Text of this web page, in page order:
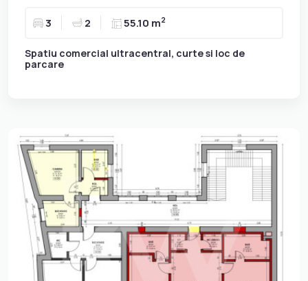
3 2 55.10 m2
Spatiu comercial ultracentral, curte si loc de
parcare